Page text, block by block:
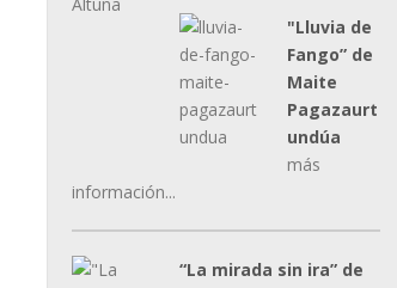
"Lluvia de
Fango” de
Maite
Pagazaurt
undúa
más
información...
“La mirada sin ira” de